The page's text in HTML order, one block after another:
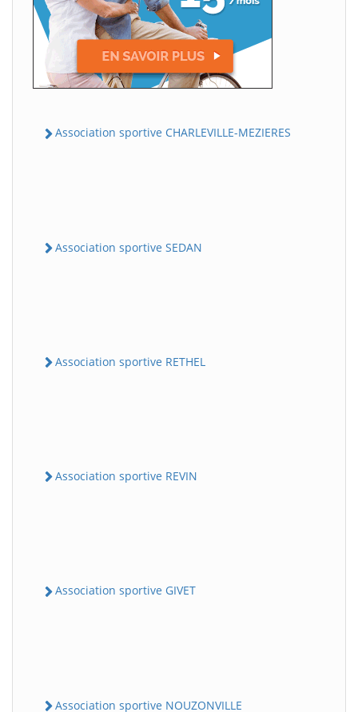
Association sportive CHARLEVILLE-MEZIERES
Association sportive SEDAN
Association sportive RETHEL
Association sportive REVIN
Association sportive GIVET
Association sportive NOUZONVILLE